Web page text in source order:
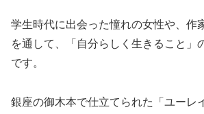
学生時代に出会った憧れの女性や、作
を通して、「自分らしく生きること」
です。
銀座の御木本で仕立てられた「ユーレ